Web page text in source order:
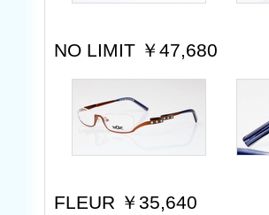
NO LIMIT ￥47,680
FLEUR ￥35,640